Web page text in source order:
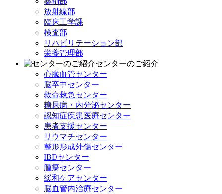
放射線部
臨床工学課
検査部
リハビリテーション部
栄養管理部
センターのご紹介
心臓血管センター
脳卒中センター
救命救急センター
糖尿病・内分泌センター
認知症疾患医療センター
患者支援センター
リウマチセンター
整形形成外傷センター
IBDセンター
腫瘍センター
緩和ケアセンター
脳血管内治療センター